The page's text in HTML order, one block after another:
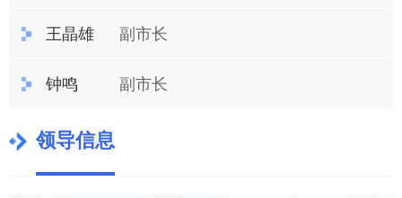
王晶雄 副市长
钟鸣 副市长
领导信息